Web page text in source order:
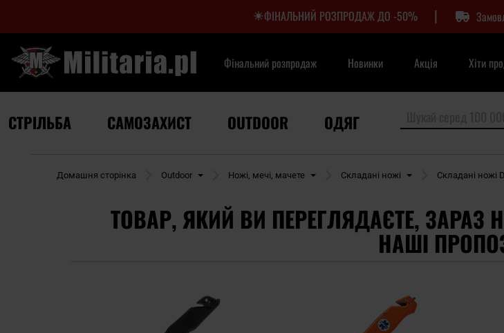
ФІНАЛЬНИЙ РОЗПРОДАЖ ДО -50% |
Фінальний розпродаж Новинки Акція Хіти
СТРІЛЬБА САМОЗАХИСТ OUTDOOR ОДЯГ
Домашня сторінка Outdoor Ножі, мечі, мачете Складані ножі Складані ножі
ТОВАР, ЯКИЙ ВИ ПЕРЕГЛЯДАЄТЕ, ЗАРАЗ
НАШІ